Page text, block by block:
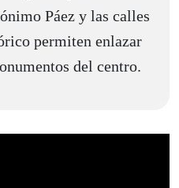
Páez y las calles
permiten enlazar
del centro.